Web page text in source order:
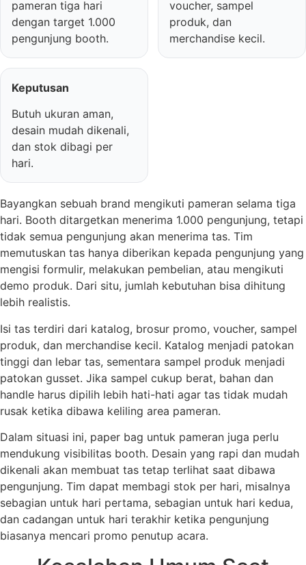
pameran tiga hari
dengan target 1.000
pengunjung booth.
voucher, sampel
produk, dan
merchandise kecil.
Keputusan
Butuh ukuran aman,
desain mudah dikenali,
dan stok dibagi per
hari.
Bayangkan sebuah brand mengikuti pameran selama tiga
hari. Booth ditargetkan menerima 1.000 pengunjung, tetapi
tidak semua pengunjung akan menerima tas. Tim
memutuskan tas hanya diberikan kepada pengunjung yang
mengisi formulir, melakukan pembelian, atau mengikuti
demo produk. Dari situ, jumlah kebutuhan bisa dihitung
lebih realistis.
Isi tas terdiri dari katalog, brosur promo, voucher, sampel
produk, dan merchandise kecil. Katalog menjadi patokan
tinggi dan lebar tas, sementara sampel produk menjadi
patokan gusset. Jika sampel cukup berat, bahan dan
handle harus dipilih lebih hati-hati agar tas tidak mudah
rusak ketika dibawa keliling area pameran.
Dalam situasi ini, paper bag untuk pameran juga perlu
mendukung visibilitas booth. Desain yang rapi dan mudah
dikenali akan membuat tas tetap terlihat saat dibawa
pengunjung. Tim dapat membagi stok per hari, misalnya
sebagian untuk hari pertama, sebagian untuk hari kedua,
dan cadangan untuk hari terakhir ketika pengunjung
biasanya mencari promo penutup acara.